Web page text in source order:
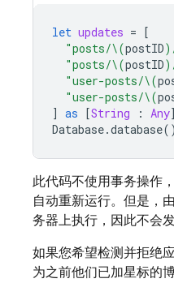
let updates = [
"posts/\(postID)
"posts/\(postID)
"user-posts/\(
"user-posts/\(
] as [String : Any]
Database.database
此代码不使用事务操作
自动重新运行。但是，
务器上执行，因此不会发
如果您希望检测并拒绝
为之前他们已加星标的